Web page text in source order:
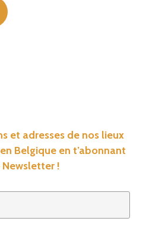
et adresses de nos lieux
Belgique en t’abonnant
!